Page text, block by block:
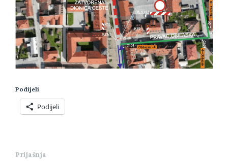
Podijeli
Podijeli
Prijašnja